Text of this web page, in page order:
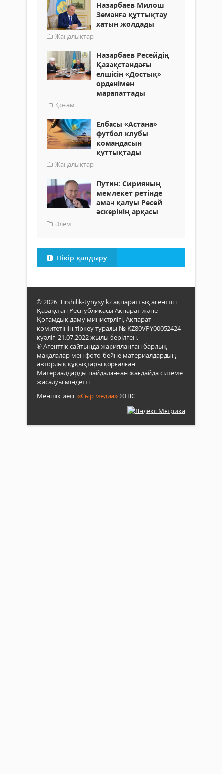
Назарбаев Милош
Земанға құттықтау
хатын жолдады
Жаңалықтар
Назарбаев Ресейдің
Қазақстандағы
елшісін «Достық»
орденімен
марапаттады
Қоғам
Елбасы «Астана»
футбол клубы
командасын
құттықтады
Жаңалықтар
Путин: Сирияның
мемлекет ретінде
аман қалуы Ресей
әскерінің арқасы
Әлем
Пікір қалдыру
© 2026. Tirshilik-tynysy.kz ақпараттық агенттігі.
Қазақстан Республикасы Ақпарат және
Қоғамдық даму министрлігі, Ақпарат
комитетінің тіркеу туралы № KZ80VPY00052424
куәлігі 21.07.2022 жылы берілген.
® Агенттік сайтында жарияланған барлық
мақалалар мен фото-бейне материалдардың
авторлық құқықтары қорғалған.
Материалдарды пайдаланған жағдайда сілтеме
жасалуы міндетті.
Меншік иесі:«Сыр медиа»ЖШС.